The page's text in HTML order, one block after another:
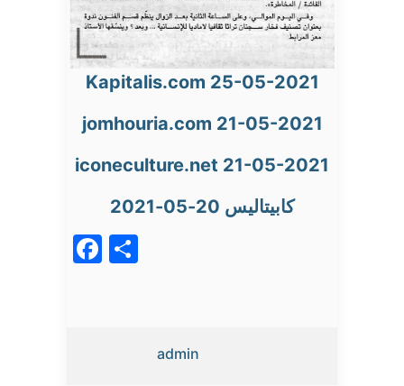
Kapitalis.com 25-05-2021
jomhouria.com 21-05-2021
iconeculture.net 21-05-2021
كابيتاليس 20-05-2021
Facebook
admin